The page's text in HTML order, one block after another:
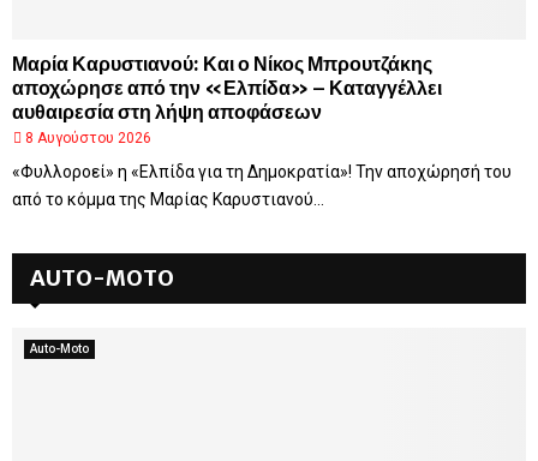
Μαρία Καρυστιανού: Και ο Νίκος Μπρουτζάκης
αποχώρησε από την «Ελπίδα» – Καταγγέλλει
αυθαιρεσία στη λήψη αποφάσεων
8 Αυγούστου 2026
«Φυλλοροεί» η «Ελπίδα για τη Δημοκρατία»! Την αποχώρησή του
από το κόμμα της Μαρίας Καρυστιανού...
AUTO-MOTO
Auto-Moto